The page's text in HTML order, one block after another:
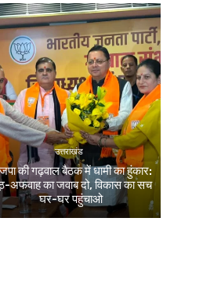
उत्तराखंड
की गढ़वाल बैठक में धामी का हुंकार:
अफवाह का जवाब दो, विकास का सच
घर-घर पहुंचाओ